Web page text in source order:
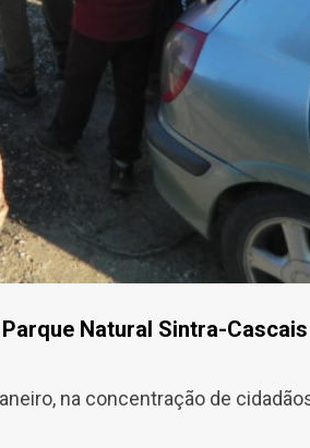
Natural Sintra-Cascais
na concentração de